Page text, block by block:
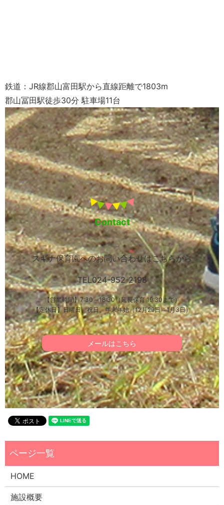
鉄道：JR線郡山富田駅から直線距離で1803m
郡山冨田駅徒歩30分 駐車場11台
Contact
スギナ保育園へのお問い合わせはこちらから
TEL024-952-2198
【営業時間】7:30～18:30（延長保育 19:30まで）
【定休日】日曜日、祝日、年末年始（12月29日～1月3日）
メールはこちら
HOME
施設概要